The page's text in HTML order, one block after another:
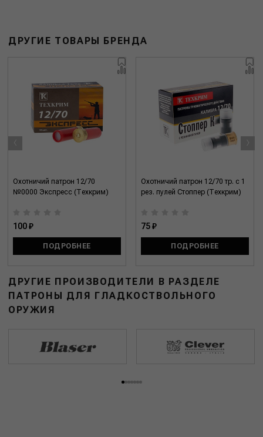
ДРУГИЕ ТОВАРЫ БРЕНДА
Охотничий патрон 12/70
№0000 Экспресс (Техкрим)
100 ₽
ПОДРОБНЕЕ
Охотничий патрон 12/70 тр. с 1
рез. пулей Стоппер (Техкрим)
75 ₽
ПОДРОБНЕЕ
‹ ›
ДРУГИЕ ПРОИЗВОДИТЕЛИ В РАЗДЕЛЕ
ПАТРОНЫ ДЛЯ ГЛАДКОСТВОЛЬНОГО
ОРУЖИЯ